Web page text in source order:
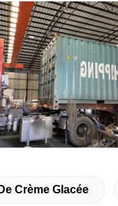
Crème Glacée